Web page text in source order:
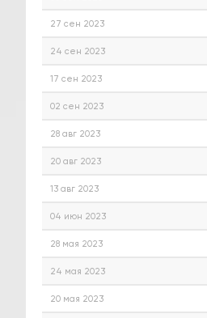
27 сен 2023
24 сен 2023
17 сен 2023
02 сен 2023
28 авг 2023
20 авг 2023
13 авг 2023
04 июн 2023
28 мая 2023
24 мая 2023
20 мая 2023